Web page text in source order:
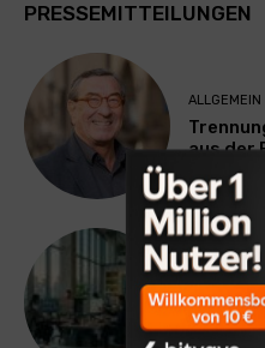
PRESSEMITTEILUNGEN
ALLGEMEIN
aus der
TECHNIK